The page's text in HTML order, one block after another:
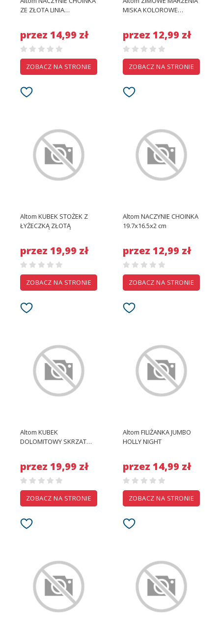
ZE ZŁOTA LINIA
przez 14,99 zł
ZOBACZ NA STRONIE
MISKA KOLOROWE
przez 12,99 zł
ZOBACZ NA STRONIE
Altom KUBEK STOŻEK Z
ŁYŻECZKĄ ZŁOTĄ
przez 19,99 zł
ZOBACZ NA STRONIE
Altom NACZYNIE CHOINKA
19.7x16.5x2 cm
przez 12,99 zł
ZOBACZ NA STRONIE
Altom KUBEK
DOLOMITOWY SKRZAT
przez 19,99 zł
ZOBACZ NA STRONIE
Altom FILIŻANKA JUMBO
HOLLY NIGHT
przez 14,99 zł
ZOBACZ NA STRONIE